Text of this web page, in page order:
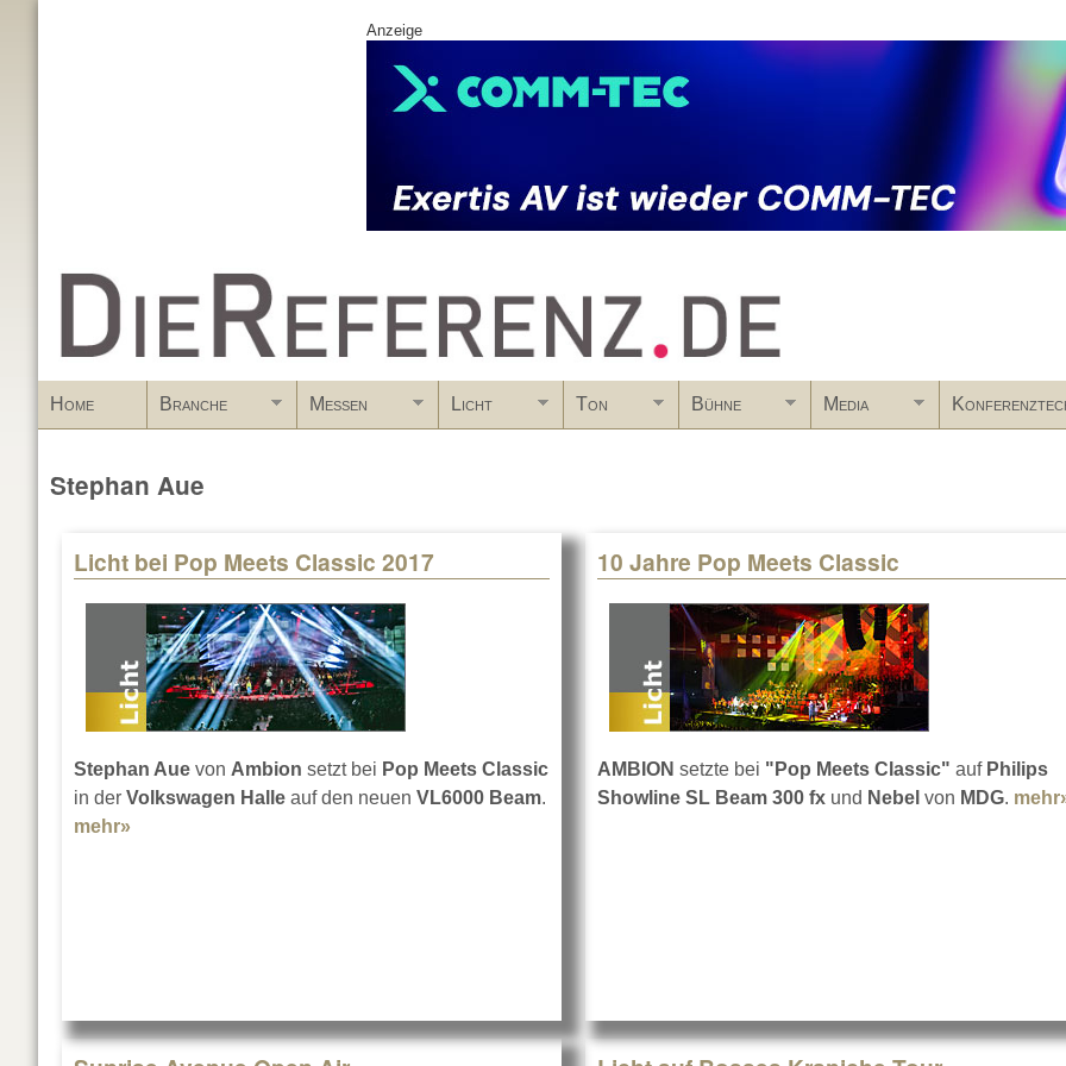
Anzeige
www.DieReferenz.de
Home Branche Messen Licht Ton Bühne Media
Stephan Aue
Licht bei Pop Meets Classic 2017
Stephan Aue von Ambion setzt bei Pop Meets Classic
in der Volkswagen Halle auf den neuen VL6000 Beam.
mehr»
10 Jahre Pop Meets Classic
AMBION setzte bei "Pop Meets Classic" auf Philips
Showline SL Beam 300 fx und Nebel von MDG.